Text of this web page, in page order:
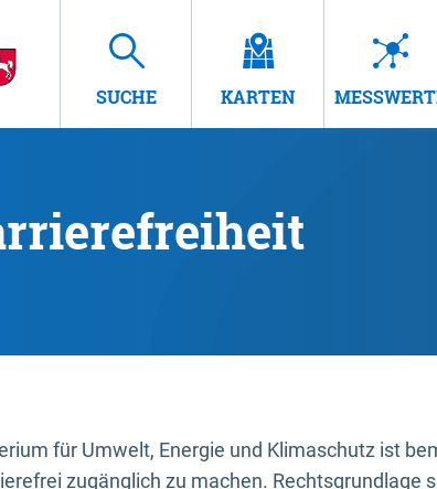
SUCHE KARTEN
für Umwelt, Energie und Klimaschutz ist
zugänglich zu machen. Rechtsgrundlage